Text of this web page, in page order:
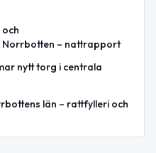
Norrbotten – nattrapport
nytt torg i centrala
län – rattfylleri och